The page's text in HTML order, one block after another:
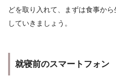
どを取り入れて、まずは食事か
していきましょう。
就寝前のスマートフォン